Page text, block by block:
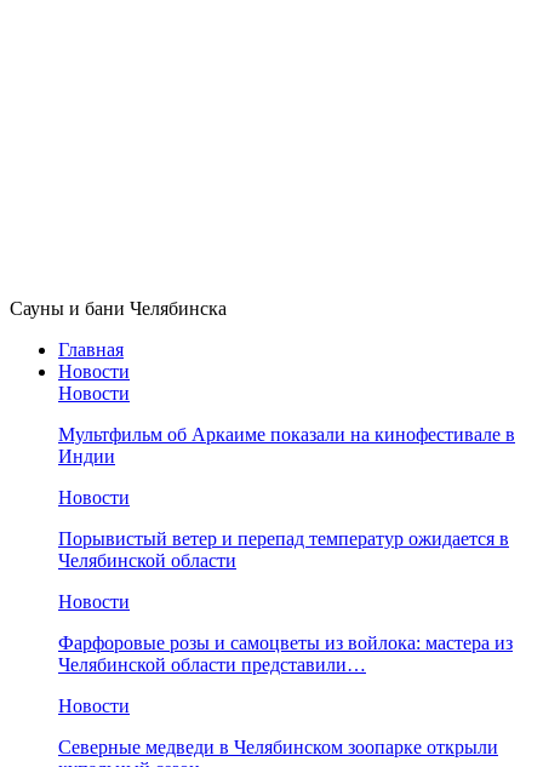
Сауны и бани Челябинска
Главная
Новости
Новости
Мультфильм об Аркаиме показали на кинофестивале в
Индии
Новости
Порывистый ветер и перепад температур ожидается в
Челябинской области
Новости
Фарфоровые розы и самоцветы из войлока: мастера из
Челябинской области представили…
Новости
Северные медведи в Челябинском зоопарке открыли